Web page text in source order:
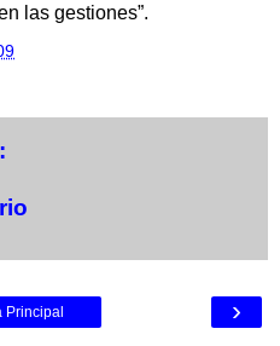
las gestiones”.
›
Principal